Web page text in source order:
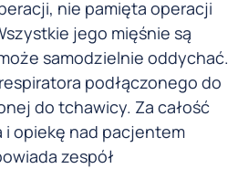
nie pamięta operacji
jego mięśnie są
samodzielnie oddychać.
podłączonego do
do tchawicy. Za całość
opiekę nad pacjentem
zespół